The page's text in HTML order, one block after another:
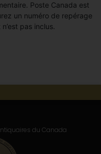
Poste Canada est
un numéro de repérage
pas inclus.
du Canada